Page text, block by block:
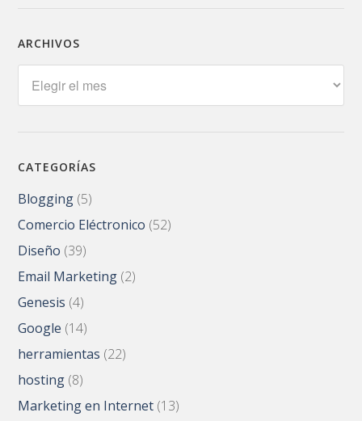
ARCHIVOS
CATEGORÍAS
Blogging (5)
Comercio Eléctronico (52)
Diseño (39)
Email Marketing (2)
Genesis (4)
Google (14)
herramientas (22)
hosting (8)
Marketing en Internet (13)